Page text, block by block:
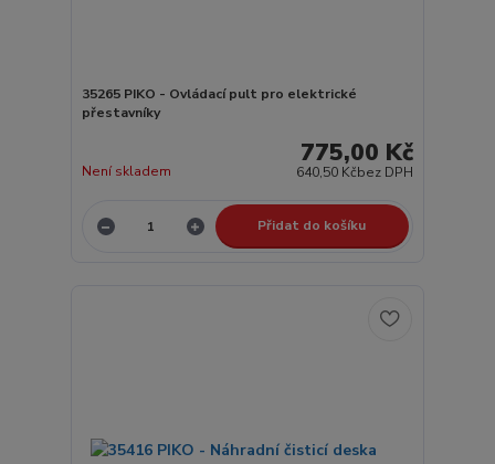
35265 PIKO - Ovládací pult pro elektrické
přestavníky
775,00 Kč
640,50 Kčbez DPH
Není skladem
Přidat do košíku